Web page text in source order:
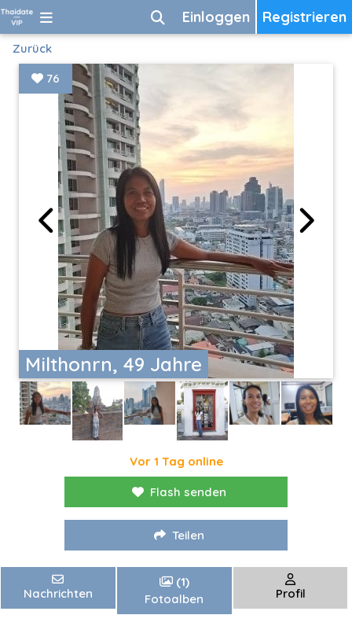
Registrieren
Einloggen
Zurück
Milthonrn, 49 Jahre
76
Vor 1 Tag online
Flash senden
Teilen
Nachrichten
(1)
Fotoalben
Profil